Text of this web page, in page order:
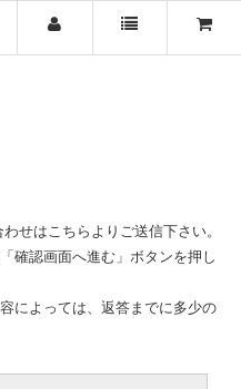
せはこちらよりご送信下さい。
確認画面へ進む」ボタンを押し
によっては、返答までに多少の